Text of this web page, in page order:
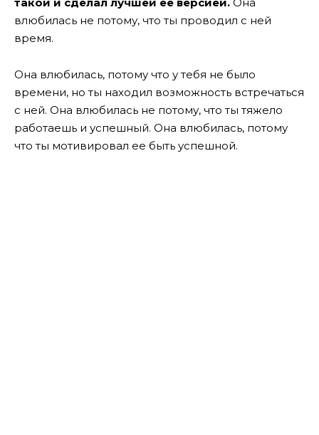
влюбилась не потому, что ты проводил с ней
время.
Она влюбилась, потому что у тебя не было
времени, но ты находил возможность встречаться
с ней. Она влюбилась не потому, что ты тяжело
работаешь и успешный. Она влюбилась, потому
что ты мотивировал ее быть успешной.